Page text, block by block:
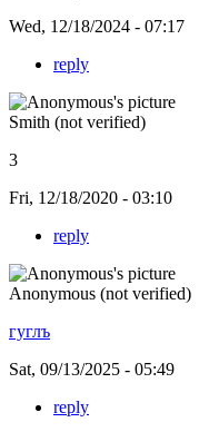
Wed, 12/18/2024 - 07:17
reply
Smith (not verified)
3
Fri, 12/18/2020 - 03:10
reply
Anonymous (not verified)
гуглъ
Sat, 09/13/2025 - 05:49
reply